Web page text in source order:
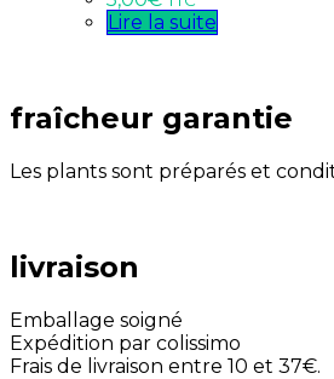
Lire la suite
fraîcheur garantie
Les plants sont préparés et
livraison
Emballage soigné
Expédition par colissimo
Frais de livraison entre 10 et 37€.